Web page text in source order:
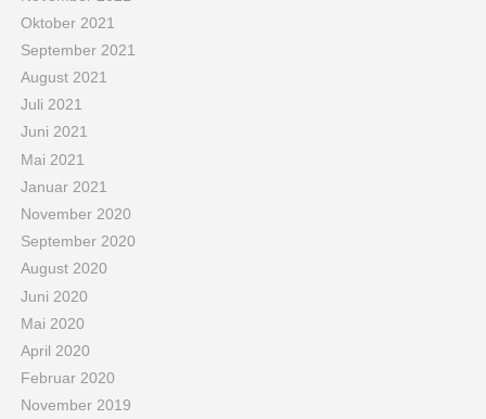
Oktober 2021
September 2021
August 2021
Juli 2021
Juni 2021
Mai 2021
Januar 2021
November 2020
September 2020
August 2020
Juni 2020
Mai 2020
April 2020
Februar 2020
November 2019